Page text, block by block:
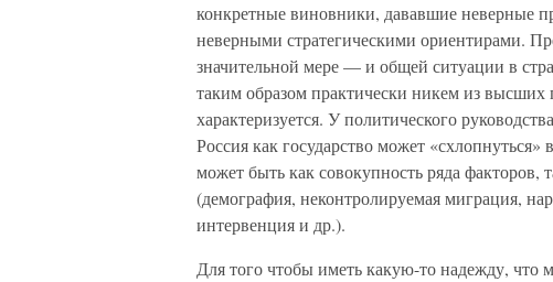
конкретные виновники, дававшие неверные
неверными стратегическими ориентирами.
значительной мере — и общей ситуации в
таким образом практически никем из высших
характеризуется. У политического
Россия как государство может
может быть как совокупность ряда факторов,
(демография, неконтролируемая миграция,
интервенция и др.).
Для того чтобы иметь какую-то надежду, что